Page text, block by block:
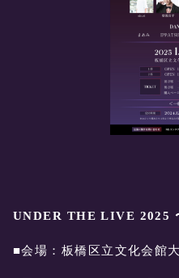
UNDER THE LIVE 2025
■会場：板橋区立文化会館